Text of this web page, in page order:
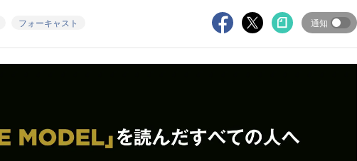
フォーキャスト 通知